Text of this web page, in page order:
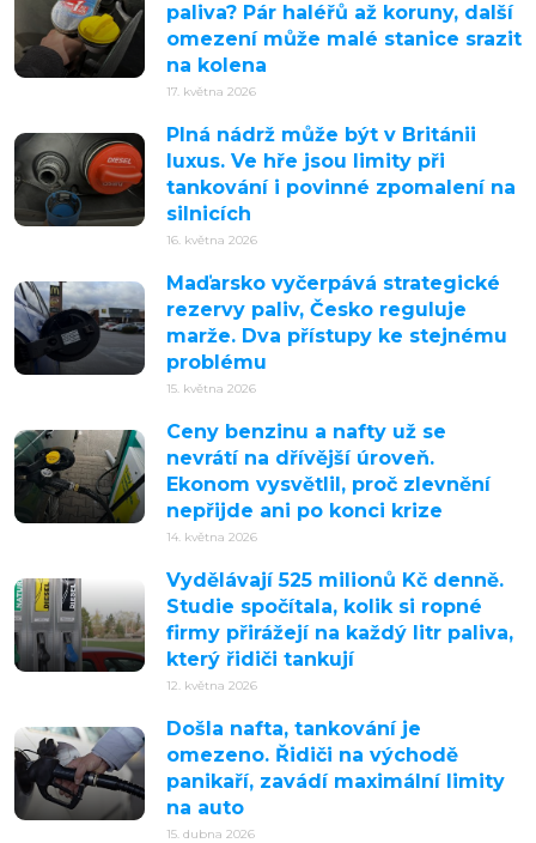
paliva? Pár haléřů až koruny, další
omezení může malé stanice srazit
na kolena
17. května 2026
Plná nádrž může být v Británii
luxus. Ve hře jsou limity při
tankování i povinné zpomalení na
silnicích
16. května 2026
Maďarsko vyčerpává strategické
rezervy paliv, Česko reguluje
marže. Dva přístupy ke stejnému
problému
15. května 2026
Ceny benzinu a nafty už se
nevrátí na dřívější úroveň.
Ekonom vysvětlil, proč zlevnění
nepřijde ani po konci krize
14. května 2026
Vydělávají 525 milionů Kč denně.
Studie spočítala, kolik si ropné
firmy přirážejí na každý litr paliva,
který řidiči tankují
12. května 2026
Došla nafta, tankování je
omezeno. Řidiči na východě
panikaří, zavádí maximální limity
na auto
15. dubna 2026